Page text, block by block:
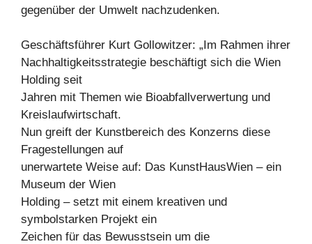
gegenüber der Umwelt nachzudenken.
Geschäftsführer Kurt Gollowitzer: „Im Rahmen ihrer
Nachhaltigkeitsstrategie beschäftigt sich die Wien
Holding seit
Jahren mit Themen wie Bioabfallverwertung und
Kreislaufwirtschaft.
Nun greift der Kunstbereich des Konzerns diese
Fragestellungen auf
unerwartete Weise auf: Das KunstHausWien – ein
Museum der Wien
Holding – setzt mit einem kreativen und
symbolstarken Projekt ein
Zeichen für das Bewusstsein um die